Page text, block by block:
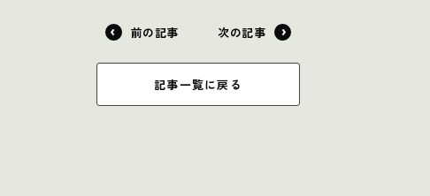
前の記事
記事一覧に戻る
次の記事